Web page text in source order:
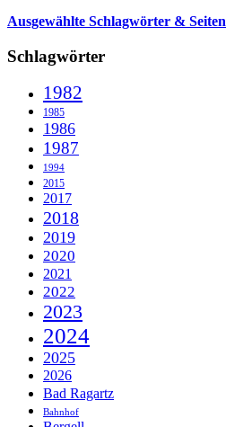
Ausgewählte Schlagwörter & Seiten
Schlagwörter
1982
1985
1986
1987
1994
2015
2017
2018
2019
2020
2021
2022
2023
2024
2025
2026
Bad Ragartz
Bahnhof